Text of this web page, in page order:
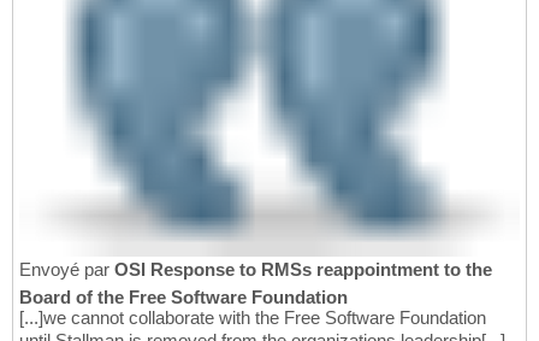
Envoyé par OSI Response to RMSs reappointment to the
Board of the Free Software Foundation
[...]we cannot collaborate with the Free Software Foundation